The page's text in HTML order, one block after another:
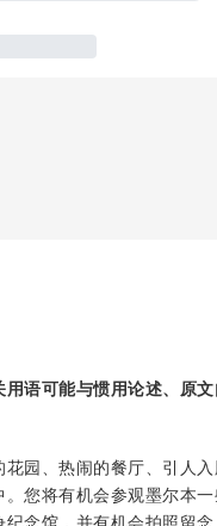
语可能与惯用论述、原文
园、热闹的餐厅、引人
您将有机会参观墨尔本